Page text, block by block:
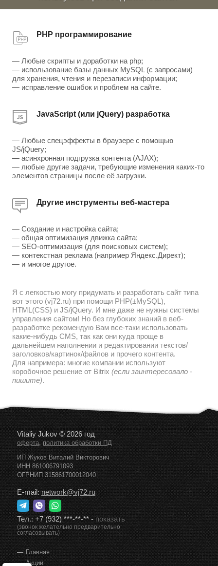
PHP программирование
— Любые скрипты и доработки на php;
— использование базы данных MySQL (с запросами)
для хранения, чтения и перезаписи информации;
— исправление ошибок и проблем на сайте.
JavaScript (или jQuery) разработка
— Любые спецэффекты в браузере с помощью
JS/jQuery;
— асинхронная подгрузка контента (AJAX);
— любые другие задачи, требующие изменения каких-то
элементов страницы после её загрузки.
Другие инструменты веб-мастера
— Создание и настройка сайта;
— общая оптимизация движка сайта;
— SEO-оптимизация (для поисковых систем);
— контекстная реклама (например Яндекс.Директ);
— и многое другое.
Я с легкостью могу придумать и разработать сайт типа
вот этого (vj72.ru) при помощи PHP(±MySQL),
HTML(CSS) и JS/jQuery. И мне даже не нужны системы
управления сайтом! Но без глубоких знаний в веб-
разработке рекомендую Вам все-таки использовать
какие-нибудь CMS, так как они куда проще в
дальнейшем наполнении и редактировании текстов/
заголовков/картинок/файлов и прочего контента.
Для напримера: многие компании используют
коробочное решение от Bitrix (если заинтересовало -
пишите).
Vitaliy Jukov © 2026 год
оферта,политика обработки ПД
ИП Жуков Виталий Викторович
ИНН 861006791093
ОГРНИП 315861700012040
E-mail:network@vj72.ru
Тел.:+7 (932) ***-**-**-показать
(звонок желательно предварительно
согласовывать)
Главная
Акции